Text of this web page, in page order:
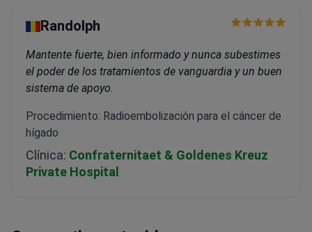
Randolph
Mantente fuerte, bien informado y nunca subestimes
el poder de los tratamientos de vanguardia y un buen
sistema de apoyo.
Procedimiento: Radioembolización para el cáncer de
hígado
Clínica: Confraternitaet & Goldenes Kreuz
Private Hospital